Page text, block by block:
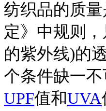
纺织品的质
定》中规则
的紫外线)的
个条件缺一
UPF值和UVA